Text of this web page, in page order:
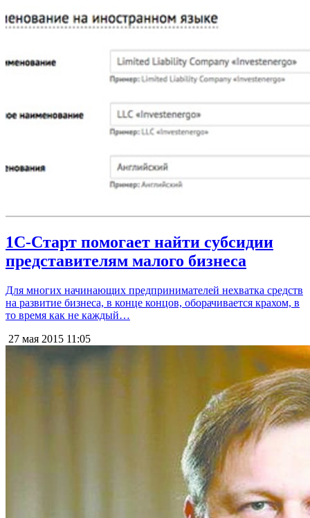
1С-Старт помогает найти субсидии
представителям малого бизнеса
Для многих начинающих предпринимателей нехватка средств
на развитие бизнеса, в конце концов, оборачивается крахом, в
то время как не каждый…
27 мая 2015 11:05